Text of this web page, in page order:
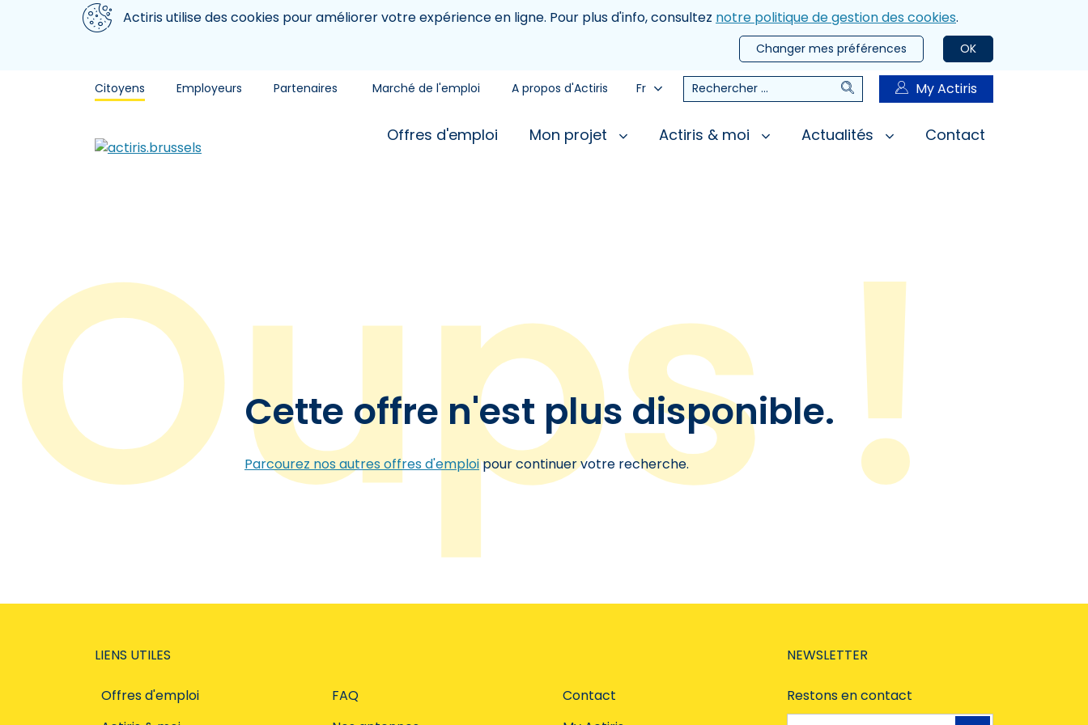
Aller au contenu principal
Nous utilisons des cookiesActiris utilise des cookies pour améliorer votre expérience en ligne. Pour plus d'info, consultez notre politique de gestion des cookies.
OK
Changer mes préférences
Citoyens Employeurs Partenaires Marché de l'emploi A propos d'Actiris Fr Rechercher RechercherMy Actiris
Offres d'emploi Mon projet Actiris & moi Actualités Contact
Cette offre n'est plus disponible.
Parcourez nos autres offres d'emploipour continuer votre recherche.
LIENS UTILES
Offres d'emploi
FAQ
Contact
NEWSLETTER
Restons en contact